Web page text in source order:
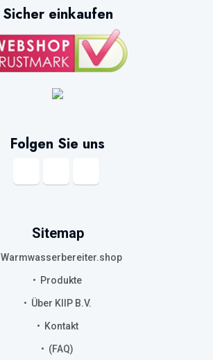
Sicher einkaufen
Folgen Sie uns
Sitemap
Warmwasserbereiter.shop
Produkte
Über KIIP B.V.
Kontakt
(FAQ)